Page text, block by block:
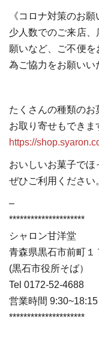
《コロナ対策のお願
少人数でのご来店
願いなど、ご不便
為ご協力をお願いい
たくさんの種類のお
お取り寄せもできま
https://
おいしいお菓子でほ
ぜひご利用ください
–
*********************
シャロン甘洋堂
青森県黒石市前町１
(黒石市役所そば）
Tel 0172-52-4688
営業時間 9:30~18:15
*********************